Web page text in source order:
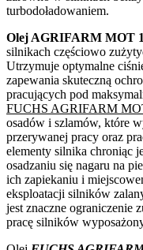
turbodoładowaniem.
Olej AGRIFARM MOT
silnikach częściowo
Utrzymuje optymalne
zapewania skuteczną
pracujących pod
FUCHS AGRIFARM
osadów i szlamów, które
przerywanej pracy oraz
elementy silnika chroniąc
osadzaniu się nagaru na
ich zapiekaniu i
eksploatacji silników
jest znaczne ograniczenie
pracę silników